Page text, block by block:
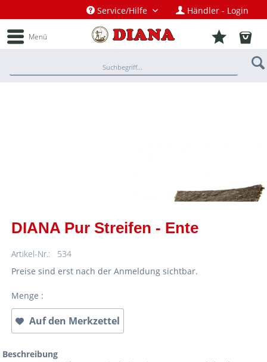
Service/Hilfe Händler - Login
Menü
DIANA Pur Streifen - Ente
Artikel-Nr.:
534
Preise sind erst nach der Anmeldung sichtbar.
Menge :
Auf den Merkzettel
Beschreibung